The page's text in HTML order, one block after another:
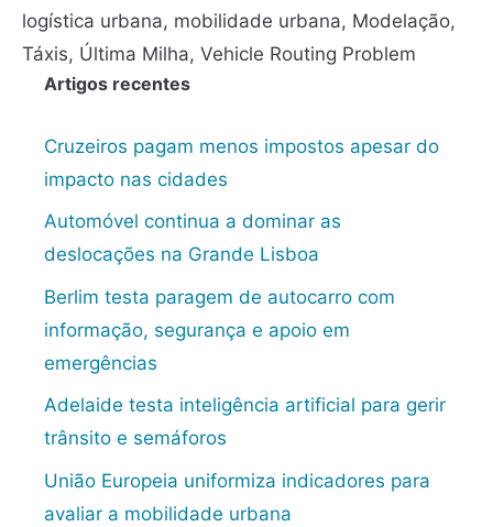
logística urbana, mobilidade urbana, Modelação,
Táxis, Última Milha, Vehicle Routing Problem
Artigos recentes
Cruzeiros pagam menos impostos apesar do
impacto nas cidades
Automóvel continua a dominar as
deslocações na Grande Lisboa
Berlim testa paragem de autocarro com
informação, segurança e apoio em
emergências
Adelaide testa inteligência artificial para gerir
trânsito e semáforos
União Europeia uniformiza indicadores para
avaliar a mobilidade urbana